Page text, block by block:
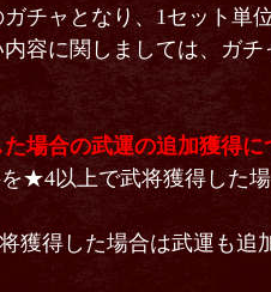
チャとなり、1セット単
容に関しましては、ガ
場合の武運の追加獲得に
★4以上で武将獲得した
獲得した場合は武運も追